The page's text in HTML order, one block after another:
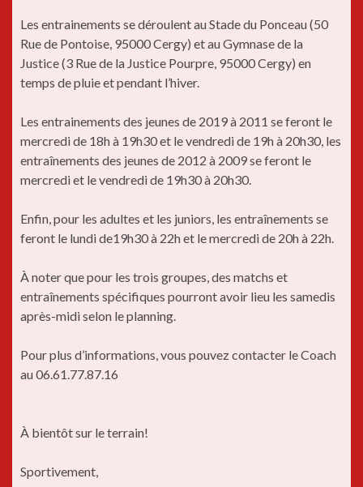
Les entrainements se déroulent au Stade du Ponceau (50
Rue de Pontoise, 95000 Cergy) et au Gymnase de la
Justice (3 Rue de la Justice Pourpre, 95000 Cergy) en
temps de pluie et pendant l’hiver.
Les entrainements des jeunes de 2019 à 2011 se feront le
mercredi de 18h à 19h30 et le vendredi de 19h à 20h30, les
entraînements des jeunes de 2012 à 2009 se feront le
mercredi et le vendredi de 19h30 à 20h30.
Enfin, pour les adultes et les juniors, les entraînements se
feront le lundi de19h30 à 22h et le mercredi de 20h à 22h.
À noter que pour les trois groupes, des matchs et
entraînements spécifiques pourront avoir lieu les samedis
après-midi selon le planning.
Pour plus d’informations, vous pouvez contacter le Coach
au 06.61.77.87.16
À bientôt sur le terrain!
Sportivement,